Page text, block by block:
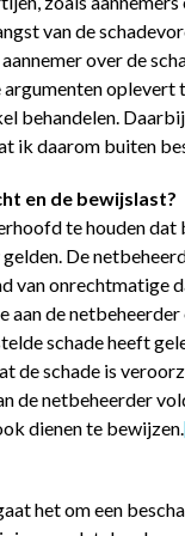
van de
over de
oplevert
behandelen.
ik daarom buiten
en de bewijslast?
te houden
De
van onrechtmatige
aan de
schade heeft
de schade is
de netbeheerder
dienen te bewijzen.
het om een